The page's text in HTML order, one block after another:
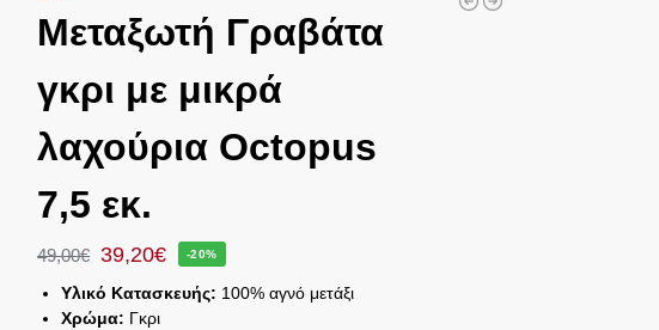
Μεταξωτή Γραβάτα
γκρι με μικρά
λαχούρια Octopus
7,5 εκ.
49,00€ 39,20€ -20%
Υλικό Κατασκευής: 100% αγνό μετάξι
Χρώμα: Γκρι